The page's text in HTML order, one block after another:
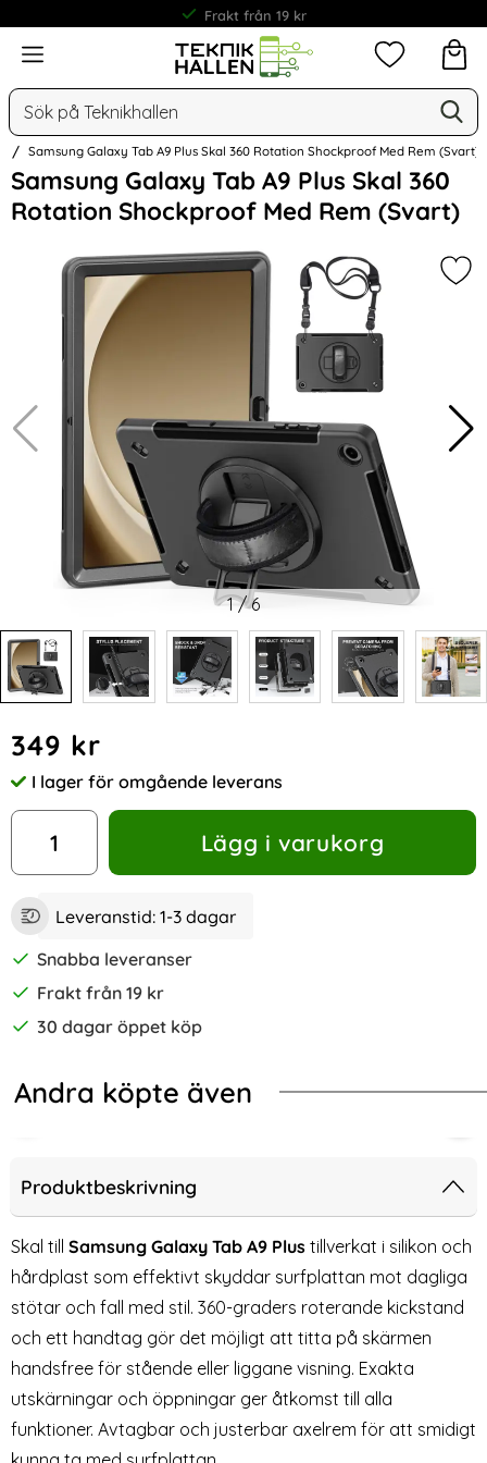
Frakt från 19 kr
Meny
Sök
Mina
Samsung Galaxy Tab A9 Plus Skal 360 Rotation Shockproof Med Rem (Svart)
Samsung Galaxy Tab A9 Plus Skal 360
Rotation Shockproof Med Rem (Svart)
Hoppa
över
Bilder
1/6
pris
349 kr
Tillgänglighet:
I lager för omgående leverans
antal
Lägg i varukorg
Leveranstid: 1-3 dagar
Snabba leveranser
Frakt från 19 kr
30 dagar öppet köp
Andra köpte även
Skal EVA Kickstand Svart
Galaxy Tab A11 Plus/A9 Plus Fodral SmartCase Svart
Tech-Protect Galaxy Tab A9
Tech-Protect Galaxy Tab A9 Plus
iPhone 7/8 Plus - Transparent
Produktbeskrivning
Skal till Samsung Galaxy Tab A9 Plus tillverkat i silikon och
hårdplast som effektivt skyddar surfplattan mot dagliga
stötar och fall med stil. 360-graders roterande kickstand
och ett handtag gör det möjligt att titta på skärmen
handsfree för stående eller liggane visning. Exakta
utskärningar och öppningar ger åtkomst till alla
funktioner. Avtagbar och justerbar axelrem för att smidigt